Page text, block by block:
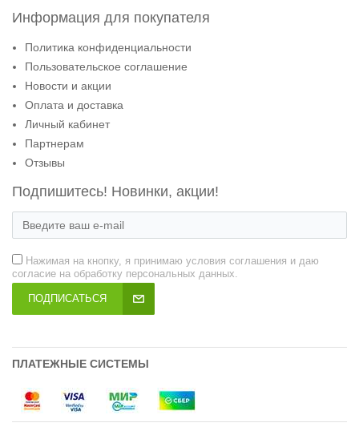
Информация для покупателя
Политика конфиденциальности
Пользовательское соглашение
Новости и акции
Оплата и доставка
Личный кабинет
Партнерам
Отзывы
Подпишитесь! Новинки, акции!
Нажимая на кнопку, я принимаю условия соглашения и даю
согласие на обработку персональных данных.
ПОДПИСАТЬСЯ
ПЛАТЕЖНЫЕ СИСТЕМЫ